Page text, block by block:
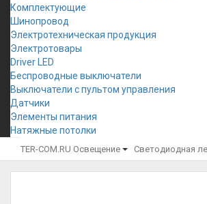
Комплектующие
Шинопровод
Электротехническая продукция
Электротовары
Driver LED
Беспроводные выключатели
Выключатели с пультом управления
Датчики
Элементы питания
Натяжные потолки
TER-COM.RU Освещение Светодиодная